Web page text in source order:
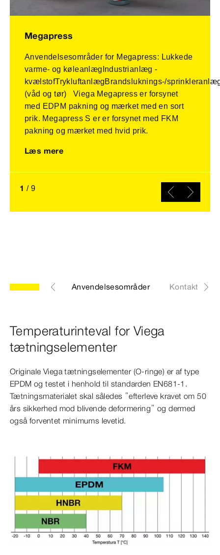
Megapress
Anvendelsesområder for Megapress: Lukkede
varme- og køleanlægIndustrianlæg -
kvælstofTrykluftanlægBrandsluknings-/
(våd og tør) Viega Megapress er forsynet
med EDPM pakning og mærket med en sort
prik. Megapress S er er forsynet med FKM
pakning og mærket med hvid prik.
Læs mere
1 / 9
Anvendelsesområder Kontakt os
Temperaturinteval for Viega
tætningselementer
Originale Viega tætningselementer (O-ringe) er af type
EPDM og testet i henhold til standarden EN681-1.
Tætningsmaterialet skal således ”efterleve kravet om 50
års sikkerhed mod blivende deformering” og dermed
også forventet minimums levetid.